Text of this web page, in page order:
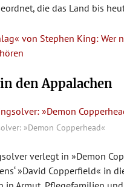
die das Land bis
von Stephen King: Wer
den Appalachen
»Demon Copperhead«
verlegt in »Demon
»David Copperfield« in